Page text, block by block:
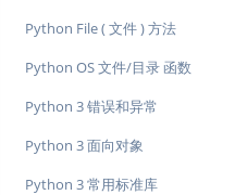
Python File ( 文件 ) 方法
Python OS 文件/目录 函数
Python 3 错误和异常
Python 3 面向对象
Python 3 常用标准库